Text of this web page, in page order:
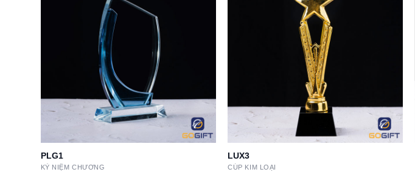
PLG1
KỶ NIỆM CHƯƠNG
LUX3
CÚP KIM LOẠI